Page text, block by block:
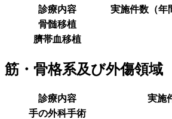
診療内容
実施件数（年
骨髄移植
臍帯血移植
筋・骨格系及び外傷領域
診療内容
実施
手の外科手術